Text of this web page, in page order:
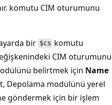
komutu CIM oturumunu
bir $cs komutu
CIM oturumunu
belirtmek için Name
Depolama modülünü yerel
göndermek için bir işlem